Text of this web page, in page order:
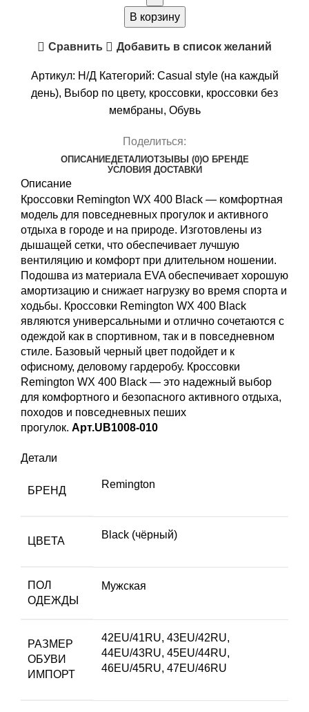
BLACK
В корзину
Сравнить Добавить в список желаний
Артикул: Н/Д Категорий: Casual style (на каждый
день), Выбор по цвету, кроссовки, кроссовки без
мембраны, Обувь
Поделиться:
ОПИСАНИЕДЕТАЛИОТЗЫВЫ (0)О БРЕНДЕ
УСЛОВИЯ ДОСТАВКИ
Описание
Кроссовки Remington WХ 400 Black — комфортная
модель для повседневных прогулок и активного
отдыха в городе и на природе. Изготовлены из
дышащей сетки, что обеспечивает лучшую
вентиляцию и комфорт при длительном ношении.
Подошва из материала EVA обеспечивает хорошую
амортизацию и снижает нагрузку во время спорта и
ходьбы. Кроссовки Remington WХ 400 Black
являются универсальными и отлично сочетаются с
одеждой как в спортивном, так и в повседневном
стиле. Базовый черный цвет подойдет и к
офисному, деловому гардеробу. Кроссовки
Remington WХ 400 Black — это надежный выбор
для комфортного и безопасного активного отдыха,
походов и повседневных пеших
прогулок. Арт.UB1008-010
Детали
БРЕНД
Remington
ЦВЕТА
Black (чёрный)
ПОЛ
ОДЕЖДЫ
Мужская
РАЗМЕР
ОБУВИ
ИМПОРТ
42EU/41RU, 43EU/42RU,
44EU/43RU, 45EU/44RU,
46EU/45RU, 47EU/46RU